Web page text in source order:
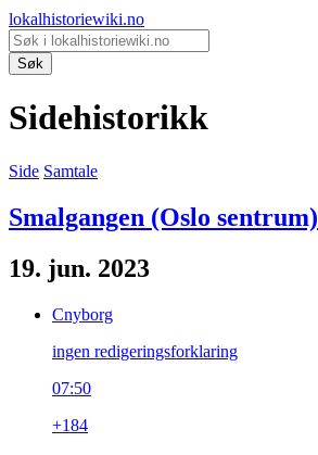
lokalhistoriewiki.no
Søk
Sidehistorikk
Side Samtale
Smalgangen (Oslo sentrum)
19. jun. 2023
Cnyborg
ingen redigeringsforklaring
07:50
+184